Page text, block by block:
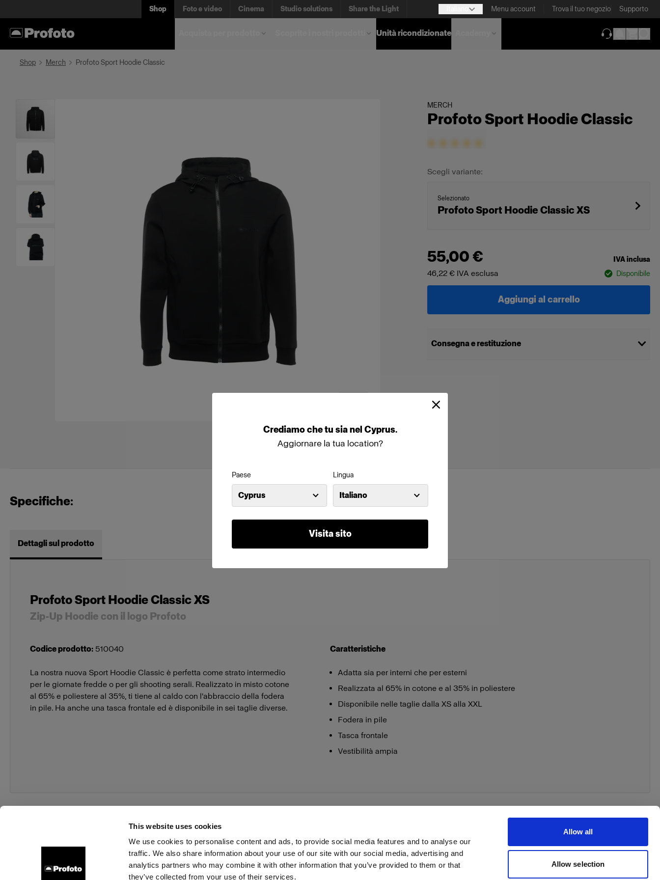
This website uses cookies
We use cookies to personalise content and ads, to provide social media features and to analyse our
traffic. We also share information about your use of our site with our social media, advertising and
analytics partners who may combine it with other information that you’ve provided to them or that
they’ve collected from your use of their services.
Allow all
Allow selection
Crediamochetu sianel Cyprus.
Aggiornare la tua location?
Paese
Cyprus
Lingua
Italiano
Visita sito
Shop Foto e video Cinema Studio solutions Share the Light Menu account Trova il tuo negozio Supporto
Unità ricondizionate
Shop Merch Profoto Sport Hoodie Classic
MERCH
Profoto Sport Hoodie Classic
Scegli variante:
Selezionato
Profoto Sport Hoodie Classic XS
55,00 € IVA inclusa
46,22 € IVA esclusa Disponibile
Aggiungi al carrello
Consegna e restituzione
Specifiche:
Dettagli sul prodotto
Profoto Sport Hoodie Classic XS
Zip-Up Hoodie con il logo Profoto
Codice prodotto: 510040
La nostra nuova Sport Hoodie Classic è perfetta come strato intermedio
per le giornate fredde o per gli shooting serali. Realizzato in misto cotone
al 65% e poliestere al 35%, ti tiene al caldo con l'abbraccio della fodera
in pile. Ha anche una tasca frontale ed è disponibile in sei taglie diverse.
Caratteristiche
Adatta sia per interni che per esterni
Realizzata al 65% in cotone e al 35% in poliestere
Disponibile nelle taglie dalla XS alla XXL
Fodera in pile
Tasca frontale
Vestibilità ampia
Chi siamo Contatti Assistenza Opportunità di lavoro Stampa Investitori Share the Light Withdrawal your order